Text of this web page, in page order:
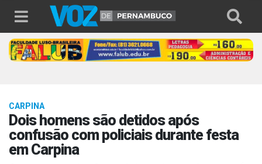
CARPINA
Dois homens são detidos após
confusão com policiais durante festa
em Carpina